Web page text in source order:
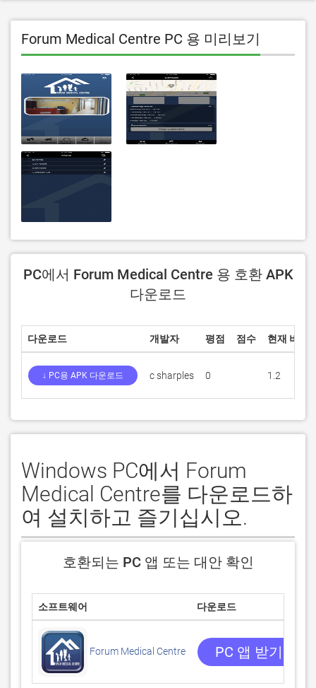
Forum Medical Centre PC 용 미리보기
PC에서 Forum Medical Centre 용 호환 APK
다운로드
다운로드 개발자 평점 점수 현재 버전
↓ PC용 APK 다운로드 c sharples 0 1.2
Windows PC에서 Forum
Medical Centre를 다운로드하
여 설치하고 즐기십시오.
호환되는 PC 앱 또는 대안 확인
소프트웨어 다운로드
Forum Medical Centre PC 앱 받기